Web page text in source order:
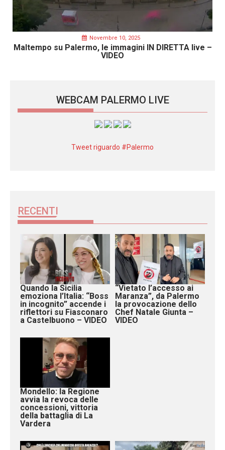
Novembre 10, 2025
Maltempo su Palermo, le immagini IN DIRETTA live –
VIDEO
WEBCAM PALERMO LIVE
Tweet riguardo #Palermo
RECENTI
Quando la Sicilia
emoziona l’Italia: “Boss
in incognito” accende i
riflettori su Fiasconaro
a Castelbuono – VIDEO
“Vietato l’accesso ai
Maranza”, da Palermo
la provocazione dello
Chef Natale Giunta –
VIDEO
Mondello: la Regione
avvia la revoca delle
concessioni, vittoria
della battaglia di La
Vardera